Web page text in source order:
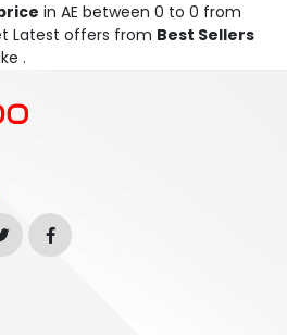
in AE between 0 to 0 from
Latest offers from Best Sellers
.